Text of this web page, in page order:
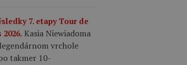
7. etapy Tour de
2026. Kasia Niewiadoma
vrchole
takmer 10-